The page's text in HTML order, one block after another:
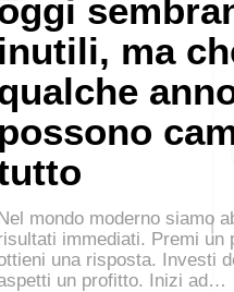
inutili, ma
possono
mondo moderno siamo
immediati. Premi un
una risposta. Investi
un profitto. Inizi ad…